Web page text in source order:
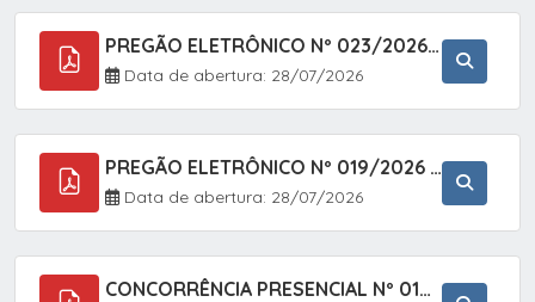
PREGÃO ELETRÔNICO Nº 023/2026 - AQUISIÇÃO DE ENXOVAL INFANTIL, EM ATENDIMENTO À SECRETARIA MUNICIPAL DE EDUCAÇÃO, ATRAVÉS DO SISTEMA DE REGISTRO DE PREÇOS (SRP).
Data de abertura: 28/07/2026
PREGÃO ELETRÔNICO Nº 019/2026 - CONTRATAÇÃO DE EMPRESA ESPECIALIZADA PARA A PRESTAÇÃO DE SERVIÇOS VETERINÁRIOS CLÍNICOS E CIRÚRGICOS, COM FOCO EM AÇÕES DE SAÚDE PÚBLICA, BEM-ESTAR ANIMAL E CONTROLE POPULACIONAL ÉTICO DE CÃES E GATOS, EM ATENDIMENTO À
Data de abertura: 28/07/2026
CONCORRÊNCIA PRESENCIAL Nº 018/2026 - PAVIMENTAÇÃO ASFÁLTICA NO BAIRRO VOTUPOCA ? ESTRADA DA RAPOSA, NO MUNICÍPIO DE SETE BARRAS/SP